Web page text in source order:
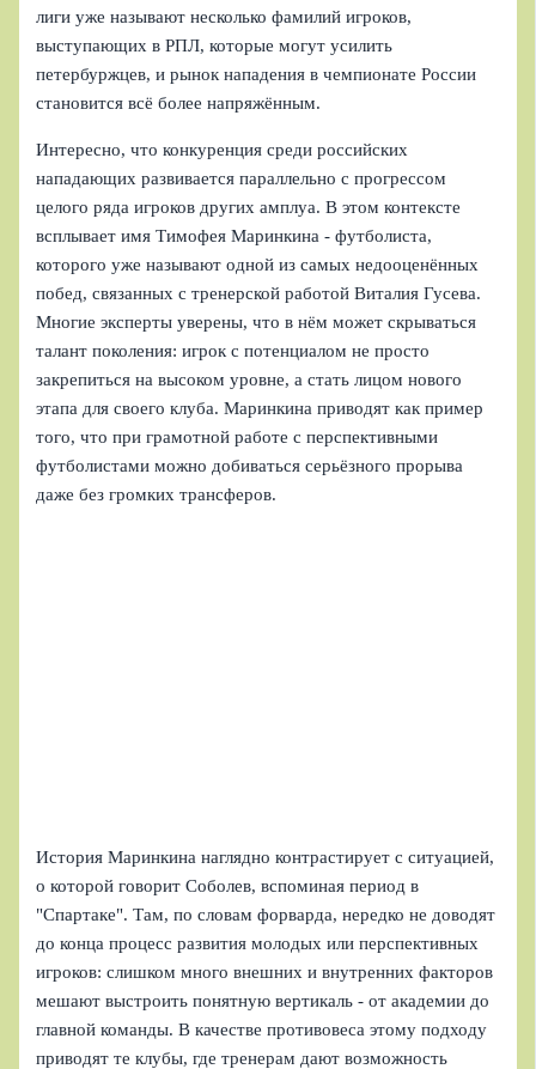
лиги уже называют несколько фамилий игроков,
выступающих в РПЛ, которые могут усилить
петербуржцев, и рынок нападения в чемпионате России
становится всё более напряжённым.
Интересно, что конкуренция среди российских
нападающих развивается параллельно с прогрессом
целого ряда игроков других амплуа. В этом контексте
всплывает имя Тимофея Маринкина - футболиста,
которого уже называют одной из самых недооценённых
побед, связанных с тренерской работой Виталия Гусева.
Многие эксперты уверены, что в нём может скрываться
талант поколения: игрок с потенциалом не просто
закрепиться на высоком уровне, а стать лицом нового
этапа для своего клуба. Маринкина приводят как пример
того, что при грамотной работе с перспективными
футболистами можно добиваться серьёзного прорыва
даже без громких трансферов.
История Маринкина наглядно контрастирует с ситуацией,
о которой говорит Соболев, вспоминая период в
"Спартаке". Там, по словам форварда, нередко не доводят
до конца процесс развития молодых или перспективных
игроков: слишком много внешних и внутренних факторов
мешают выстроить понятную вертикаль - от академии до
главной команды. В качестве противовеса этому подходу
приводят те клубы, где тренерам дают возможность